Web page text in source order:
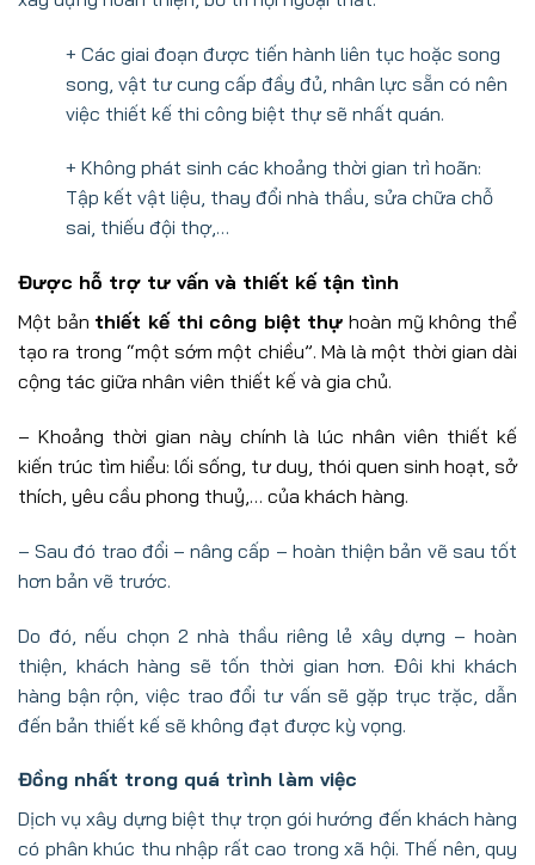
+ Các giai đoạn được tiến hành liên tục hoặc song
song, vật tư cung cấp đầy đủ, nhân lực sẵn có nên
việc thiết kế thi công biệt thự sẽ nhất quán.
+ Không phát sinh các khoảng thời gian trì hoãn:
Tập kết vật liệu, thay đổi nhà thầu, sửa chữa chỗ
sai, thiếu đội thợ,…
Được hỗ trợ tư vấn và thiết kế tận tình
Một bản thiết kế thi công biệt thự hoàn mỹ không thể
tạo ra trong “một sớm một chiều”. Mà là một thời gian dài
cộng tác giữa nhân viên thiết kế và gia chủ.
– Khoảng thời gian này chính là lúc nhân viên thiết kế
kiến trúc tìm hiểu: lối sống, tư duy, thói quen sinh hoạt, sở
thích, yêu cầu phong thuỷ,… của khách hàng.
– Sau đó trao đổi – nâng cấp – hoàn thiện bản vẽ sau tốt
hơn bản vẽ trước.
Do đó, nếu chọn 2 nhà thầu riêng lẻ xây dựng – hoàn
thiện, khách hàng sẽ tốn thời gian hơn. Đôi khi khách
hàng bận rộn, việc trao đổi tư vấn sẽ gặp trục trặc, dẫn
đến bản thiết kế sẽ không đạt được kỳ vọng.
Đồng nhất trong quá trình làm việc
Dịch vụ xây dựng biệt thự trọn gói hướng đến khách hàng
có phân khúc thu nhập rất cao trong xã hội. Thế nên, quy